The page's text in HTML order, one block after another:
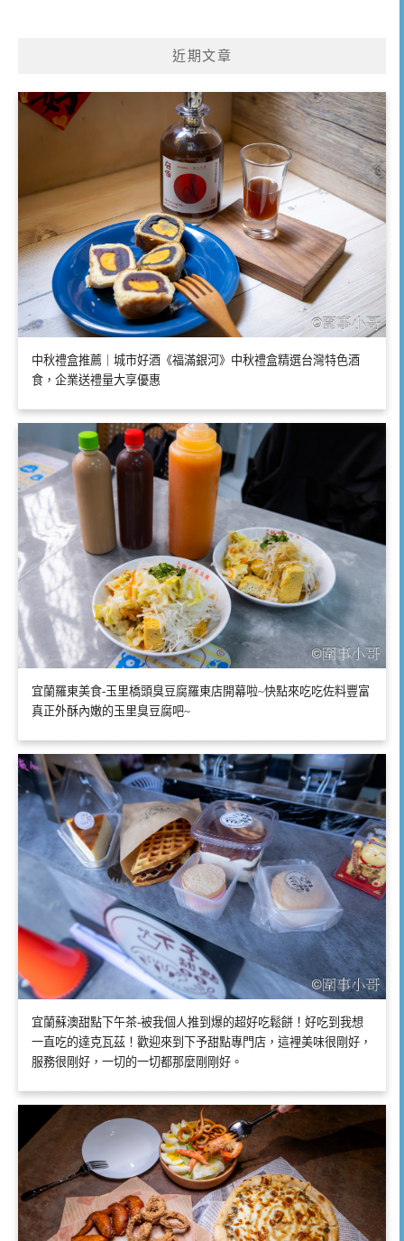
近期文章
中秋禮盒推薦｜城市好酒《福滿銀河》中秋禮盒精選台灣特色酒
食，企業送禮量大享優惠
宜蘭羅東美食-玉里橋頭臭豆腐羅東店開幕啦~快點來吃吃佐料豐富
真正外酥內嫩的玉里臭豆腐吧~
宜蘭蘇澳甜點下午茶-被我個人推到爆的超好吃鬆餅！好吃到我想
一直吃的達克瓦茲！歡迎來到下予甜點專門店，這裡美味很剛好，
服務很剛好，一切的一切都那麼剛剛好。